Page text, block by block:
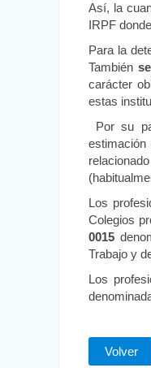
Así, la
IRPF
Para la
También
carácter
estas
Por su
Los
Colegios
0015
Trabajo y
Los
Volver